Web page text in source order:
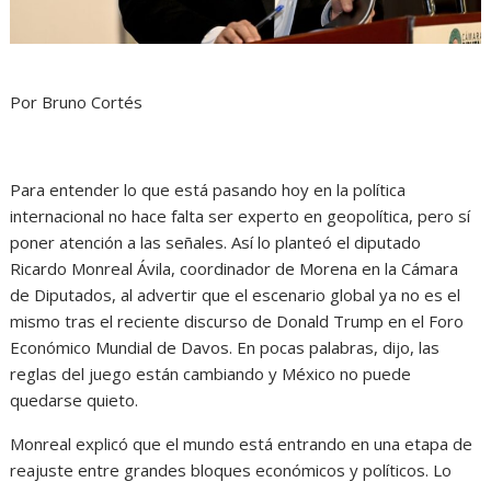
Por Bruno Cortés
Para entender lo que está pasando hoy en la política
internacional no hace falta ser experto en geopolítica, pero sí
poner atención a las señales. Así lo planteó el diputado
Ricardo Monreal Ávila, coordinador de Morena en la Cámara
de Diputados, al advertir que el escenario global ya no es el
mismo tras el reciente discurso de Donald Trump en el Foro
Económico Mundial de Davos. En pocas palabras, dijo, las
reglas del juego están cambiando y México no puede
quedarse quieto.
Monreal explicó que el mundo está entrando en una etapa de
reajuste entre grandes bloques económicos y políticos. Lo